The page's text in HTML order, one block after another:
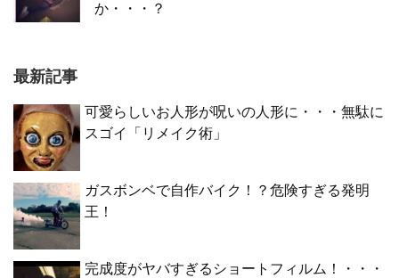
か・・・？
最新記事
可愛らしいお人形が呪いの人形に・・・無駄に
スゴイ「リメイク術」
ガスボンベで自作バイク！？危険すぎる発明
王！
完成度がヤバすぎるショートフィルム！・・・